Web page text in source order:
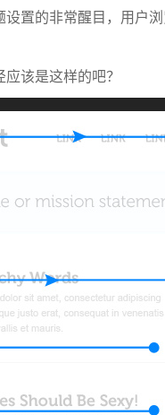
设置的非常醒目，用户
该是这样的吧？